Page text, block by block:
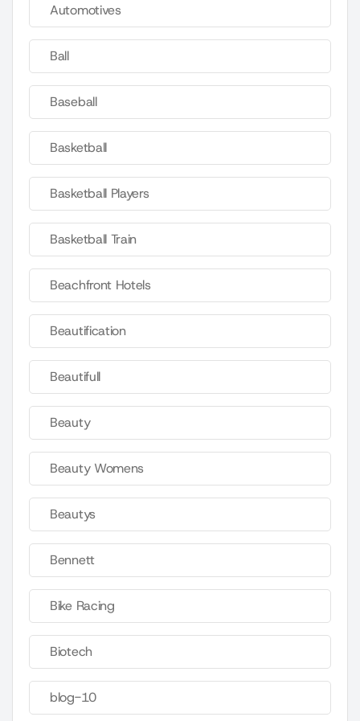
Automotives
Ball
Baseball
Basketball
Basketball Players
Basketball Train
Beachfront Hotels
Beautification
Beautifull
Beauty
Beauty Womens
Beautys
Bennett
Bike Racing
Biotech
blog-10